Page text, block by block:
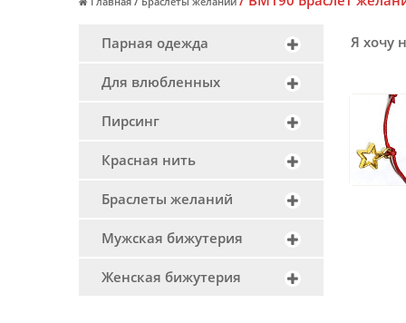
Парная одежда
Для влюбленных
Пирсинг
Красная нить
Браслеты желаний
Мужская бижутерия
Женская бижутерия
Я хочу